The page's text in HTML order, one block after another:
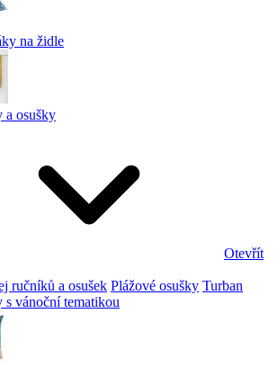
na židle
a osušky
Otevřít
ručníků a osušek Plážové osušky Turban
s vánoční tematikou